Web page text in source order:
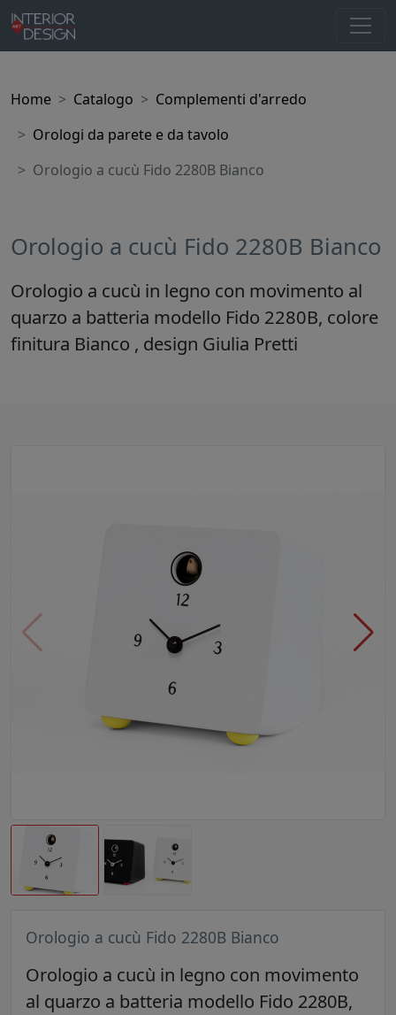
Home Catalogo
Complementi d'arredo
Orologi da parete e da tavolo
Orologio a cucù Fido 2280B Bianco
Orologio a cucù Fido 2280B Bianco
Orologio a cucù in legno con movimento al
quarzo a batteria modello Fido 2280B, colore
finitura Bianco , design Giulia Pretti
Orologio a cucù Fido 2280B Bianco
Orologio a cucù in legno con movimento
al quarzo a batteria modello Fido 2280B,